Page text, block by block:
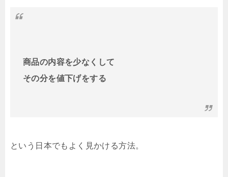
商品の内容を少なくして
その分を値下げをする
という日本でもよく見かける方法。